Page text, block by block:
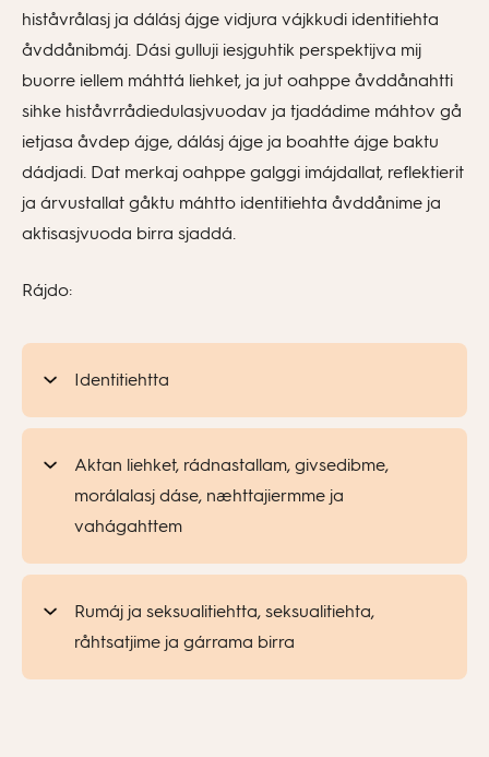
histåvrålasj ja dálásj ájge vidjura vájkkudi identitiehta
åvddånibmáj. Dási gulluji iesjguhtik perspektijva mij
buorre iellem máhttá liehket, ja jut oahppe åvddånahtti
sihke histåvrrådiedulasjvuodav ja tjadádime máhtov gå
ietjasa åvdep ájge, dálásj ájge ja boahtte ájge baktu
dádjadi. Dat merkaj oahppe galggi imájdallat, reflektierit
ja árvustallat gåktu máhtto identitiehta åvddånime ja
aktisasjvuoda birra sjaddá.
Rájdo:
Identitiehtta
Aktan liehket, rádnastallam, givsedibme,
morálalasj dáse, næhttajiermme ja
vahágahttem
Rumáj ja seksualitiehtta, seksualitiehta,
råhtsatjime ja gárrama birra